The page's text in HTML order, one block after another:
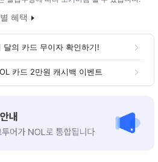
혜택
달의 카드 무이자 확인하기!
카드 2만원 캐시백 이벤트